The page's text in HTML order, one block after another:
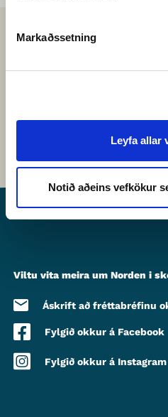
Markaðssetning
Leyfa allar
Notið aðeins vefkökur
Viltu vita meira um Norden i
Áskrift að fréttabréfinu
Fylgið okkur á Facebook
Fylgið okkur á Instagram